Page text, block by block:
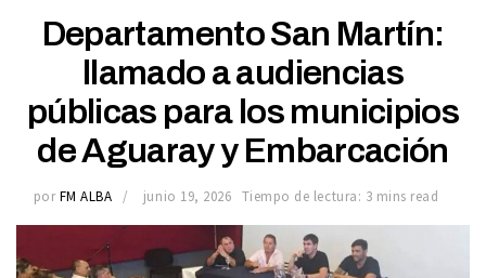
Departamento San Martín:
llamado a audiencias
públicas para los municipios
de Aguaray y Embarcación
por FM ALBA junio 19, 2026 Tiempo de lectura: 3 mins read